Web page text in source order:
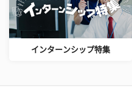
インターンシップ特集